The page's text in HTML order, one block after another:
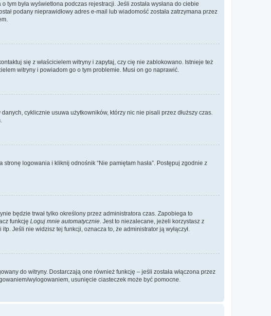
była wyświetlona podczas rejestracji. Jeśli została wysłana do ciebie
podany nieprawidłowy adres e-mail lub wiadomość została zatrzymana przez
się z właścicielem witryny i zapytaj, czy cię nie zablokowano. Istnieje też
witryny i powiadom go o tym problemie. Musi on go naprawić.
cyklicznie usuwa użytkowników, którzy nic nie pisali przez dłuższy czas.
logowania i kliknij odnośnik “Nie pamiętam hasła”. Postępuj zgodnie z
będzie trwał tylko określony przez administratora czas. Zapobiega to
funkcję Loguj mnie automatycznie. Jest to niezalecane, jeżeli korzystasz z
Jeśli nie widzisz tej funkcji, oznacza to, że administrator ją wyłączył.
do witryny. Dostarczają one również funkcję – jeśli została włączona przez
wylogowaniem, usunięcie ciasteczek może być pomocne.